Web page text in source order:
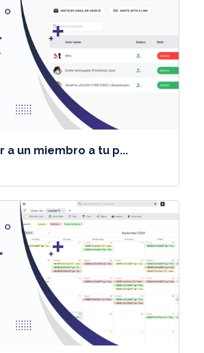
a un miembro a tu p...